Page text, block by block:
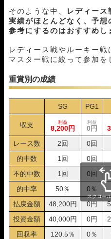
09月26日津05R
1-4-2
09月21日下関05R
1-4-2
09月19日福岡12R
1-2-4
09月15日常滑06R
2-1-4
09月14日鳴門09R
3-1-2
09月12日下関05R
09月09日大村08R
1-3-4
09月05日宮島04R
1-5-3
09月02日鳴門11R
09月01日宮島06R
1-4-6
08月31日宮島12R
1-3-5
08月31日鳴門05R
4-2-6
08月30日びわこ12R
1-2-4
08月30日江戸川04R
4-2-3
08月29日宮島12R
1-2-6
08月29日三国10R
2-1-4
08月26日住之江10R
1-3-4
08月26日常滑04R
08月25日下関09R
1-3-5
08月25日常滑05R
1-4-5
そのような中、
レディース
実績がほとんどなく、予想
参考にするのはおすすめし
レディース戦やルーキー戦
マスター戦に絞って参加を
重賞別の成績
SG PG1
収支 利益
8,200円
利益
0円
レース数
2回 0回
的中数
1回 0回
不的中数
1回 0回
的中率
50％ 0％
払戻金額
48,200円 0円
投資金額
40,000円 0円
回収率
120.5％ 0％
スクロー